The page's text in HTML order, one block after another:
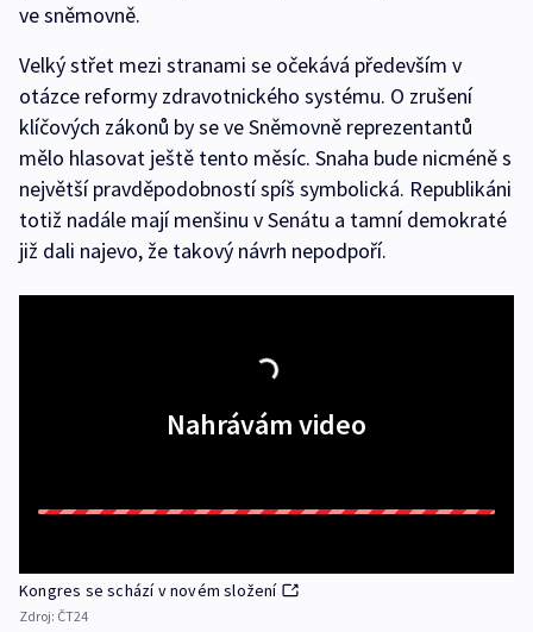
ve sněmovně.
Velký střet mezi stranami se očekává především v
otázce reformy zdravotnického systému. O zrušení
klíčových zákonů by se ve Sněmovně reprezentantů
mělo hlasovat ještě tento měsíc. Snaha bude nicméně s
největší pravděpodobností spíš symbolická. Republikáni
totiž nadále mají menšinu v Senátu a tamní demokraté
již dali najevo, že takový návrh nepodpoří.
Nahrávám video
Kongres se schází v novém složení
Zdroj: ČT24